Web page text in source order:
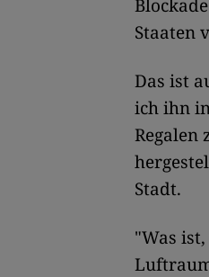
Staaten
Das ist
ich ihn
Regalen
Stadt.
"Was